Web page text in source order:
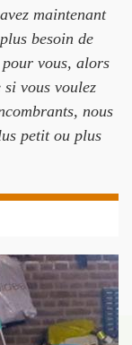
maintenant
besoin de
vous, alors
si vous voulez
nous
petit ou plus